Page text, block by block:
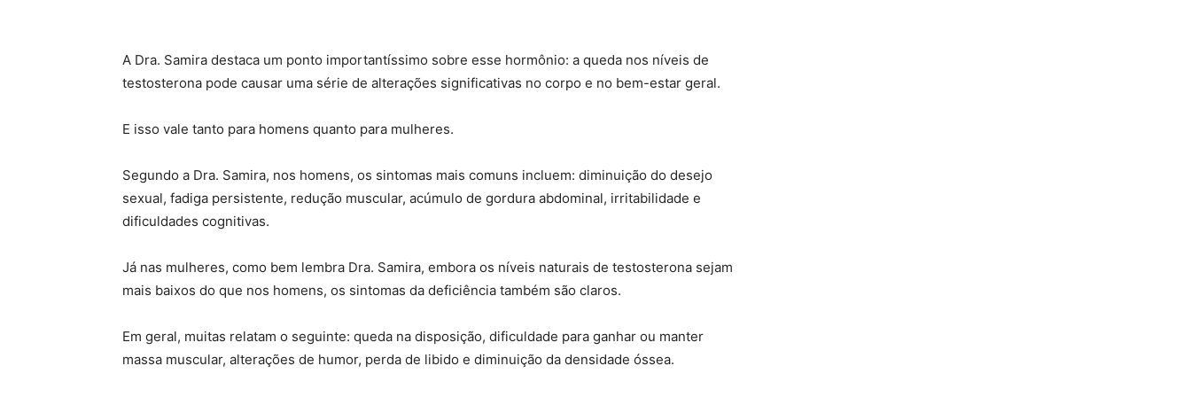
A Dra. Samira destaca um ponto importantíssimo sobre esse hormônio: a queda nos níveis de
testosterona pode causar uma série de alterações significativas no corpo e no bem-estar geral.
E isso vale tanto para homens quanto para mulheres.
Segundo a Dra. Samira, nos homens, os sintomas mais comuns incluem: diminuição do desejo
sexual, fadiga persistente, redução muscular, acúmulo de gordura abdominal, irritabilidade e
dificuldades cognitivas.
Já nas mulheres, como bem lembra Dra. Samira, embora os níveis naturais de testosterona sejam
mais baixos do que nos homens, os sintomas da deficiência também são claros.
Em geral, muitas relatam o seguinte: queda na disposição, dificuldade para ganhar ou manter
massa muscular, alterações de humor, perda de libido e diminuição da densidade óssea.